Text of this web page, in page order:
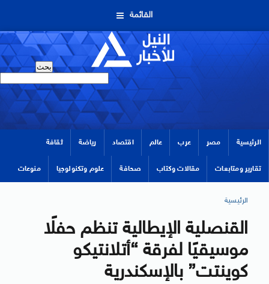
القائمة
الرئيسية مصر عرب عالم اقتصاد رياضة ثقافة
تقارير ومتابعات مقالات وكتاب صحافة علوم وتكنولوجيا منوعات
الرئيسية
القنصلية الإيطالية تنظم حفلًا
موسيقيًا لفرقة “أتلانتيكو
كوينتت” بالإسكندرية